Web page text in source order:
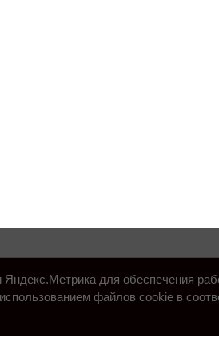
для обеспечения
файлов cookie в